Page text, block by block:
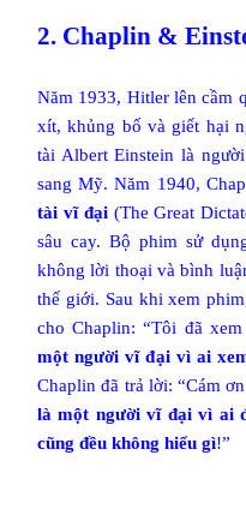
2. Chaplin &
Năm 1933, Hitler lên cầm
xít, khủng bố và giết hại
tài Albert Einstein là
sang Mỹ. Năm 1940,
tài vĩ đại(The Great
sâu cay. Bộ phim sử
không lời thoại và bình
thế giới. Sau khi xem
cho Chaplin: “Tôi đã
một người vĩ đại vì ai
Chaplin đã trả lời: “Cám
là một người vĩ đại vì ai
cũng đều không hiểu gì!”